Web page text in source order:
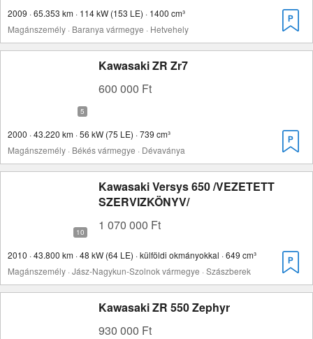
2009 · 65.353 km · 114 kW (153 LE) · 1400 cm³
Magánszemély · Baranya vármegye · Hetvehely
Kawasaki ZR Zr7
600 000 Ft
2000 · 43.220 km · 56 kW (75 LE) · 739 cm³
Magánszemély · Békés vármegye · Dévaványa
Kawasaki Versys 650 /VEZETETT
SZERVIZKÖNYV/
1 070 000 Ft
2010 · 43.800 km · 48 kW (64 LE) · külföldi okmányokkal · 649 cm³
Magánszemély · Jász-Nagykun-Szolnok vármegye · Szászberek
Kawasaki ZR 550 Zephyr
930 000 Ft